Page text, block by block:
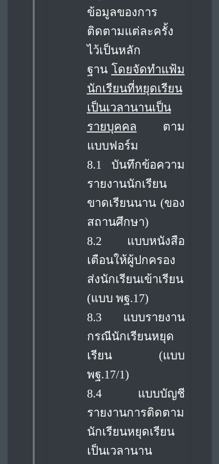
ข้อมูลของการ
ติดตามแต่ละครั้ง
ไว้เป็นหลัก
ฐาน โดยจัดทำแฟ้ม
นักเรียนที่หยุดเรียน
เป็นเวลานานเป็น
รายบุคคล ตาม
แบบฟอร์ม
8.1 บันทึกข้อความ
รายงานนักเรียน
ขาดเรียนนาน (ของ
สถานศึกษา)
8.2 แบบหนังสือ
เตือนให้ผู้ปกครอง
ส่งนักเรียนเข้าเรียน
(แบบ พฐ.17)
8.3 แบบรายงาน
กรณีนักเรียนหยุด
เรียน (แบบ
พฐ.17/1)
8.4 แบบบัญชี
รายงานการติดตาม
นักเรียนหยุดเรียน
เป็นเวลานาน